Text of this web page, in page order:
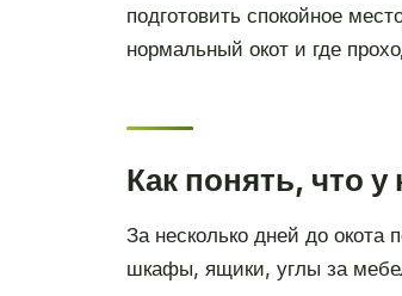
подготовить спокойное
нормальный окот и где
Как понять, что
За несколько дней до
шкафы, ящики, углы за